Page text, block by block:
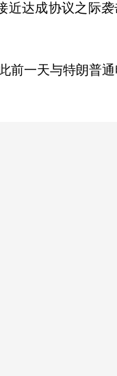
达成协议之际
一天与特朗普